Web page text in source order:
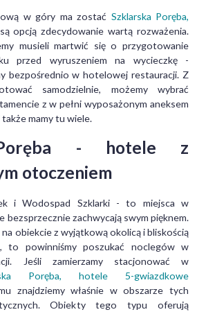
w góry ma zostać Szklarska Poręba,
są opcją zdecydowanie wartą rozważenia.
musieli martwić się o przygotowanie
przed wyruszeniem na wycieczkę -
bezpośrednio w hotelowej restauracji. Z
samodzielnie, możemy wybrać
z w pełni wyposażonym aneksem
mamy tu wiele.
- hotele z
otoczeniem
i Wodospad Szklarki - to miejsca w
bezsprzecznie zachwycają swym pięknem.
obiekcie z wyjątkową okolicą i bliskością
to powinniśmy poszukać noclegów w
Jeśli zamierzamy stacjonować w
Poręba, hotele 5-gwiazdkowe
znajdziemy właśnie w obszarze tych
Obiekty tego typu oferują